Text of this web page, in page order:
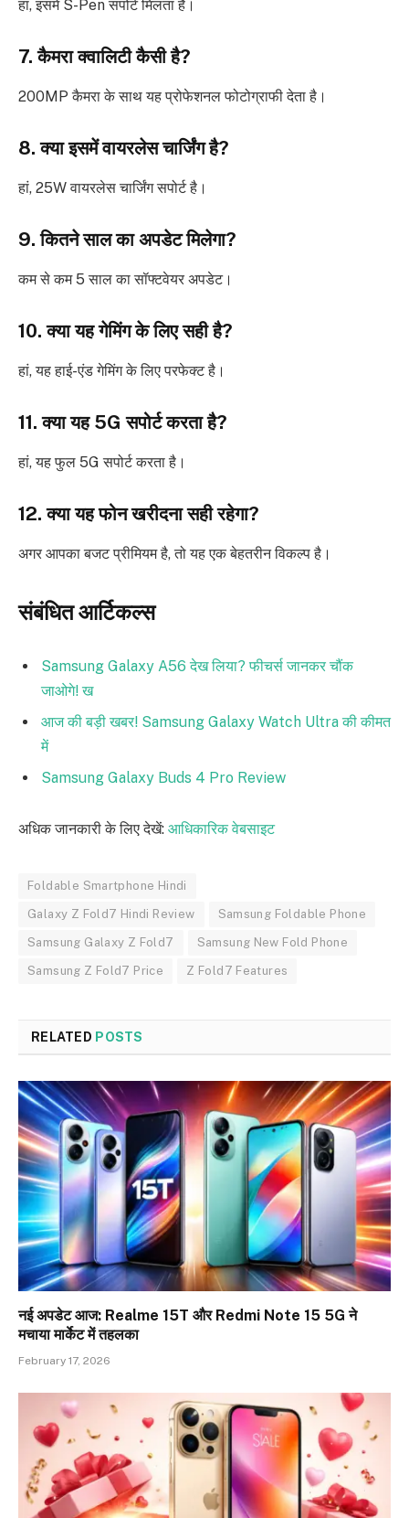
हां, इसमें S-Pen सपोर्ट मिलता है।
7. कैमरा क्वालिटी कैसी है?
200MP कैमरा के साथ यह प्रोफेशनल फोटोग्राफी देता है।
8. क्या इसमें वायरलेस चार्जिंग है?
हां, 25W वायरलेस चार्जिंग सपोर्ट है।
9. कितने साल का अपडेट मिलेगा?
कम से कम 5 साल का सॉफ्टवेयर अपडेट।
10. क्या यह गेमिंग के लिए सही है?
हां, यह हाई-एंड गेमिंग के लिए परफेक्ट है।
11. क्या यह 5G सपोर्ट करता है?
हां, यह फुल 5G सपोर्ट करता है।
12. क्या यह फोन खरीदना सही रहेगा?
अगर आपका बजट प्रीमियम है, तो यह एक बेहतरीन विकल्प है।
संबंधित आर्टिकल्स
Samsung Galaxy A56 देख लिया? फीचर्स जानकर चौंक
जाओगे! ख
आज की बड़ी खबर! Samsung Galaxy Watch Ultra की कीमत
में
Samsung Galaxy Buds 4 Pro Review
अधिक जानकारी के लिए देखें: आधिकारिक वेबसाइट
Foldable Smartphone Hindi
Galaxy Z Fold7 Hindi Review Samsung Foldable Phone
Samsung Galaxy Z Fold7 Samsung New Fold Phone
Samsung Z Fold7 Price Z Fold7 Features
RELATED POSTS
नई अपडेट आज: Realme 15T और Redmi Note 15 5G ने
मचाया मार्केट में तहलका
February 17, 2026